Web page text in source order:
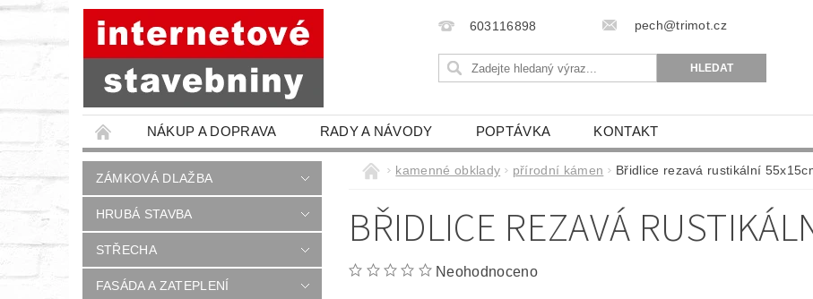
603116898 pech@trimot.cz
NÁKUP A DOPRAVA RADY A NÁVODY POPTÁVKA KONTAKT
ZÁMKOVÁ DLAŽBA
HRUBÁ STAVBA
STŘECHA
FASÁDA A ZATEPLENÍ
kamenné obklady přírodní kámen Břidlice rezavá rustikální
BŘIDLICE REZAVÁ
Neohodnoceno